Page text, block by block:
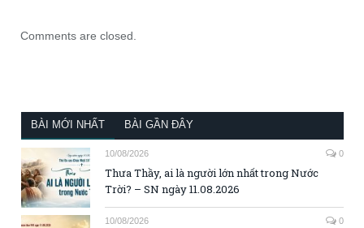
Comments are closed.
BÀI MỚI NHẤT BÀI GẦN ĐÂY
10/08/2026 0
Thưa Thầy, ai là người lớn nhất trong Nước
Trời? – SN ngày 11.08.2026
10/08/2026 0